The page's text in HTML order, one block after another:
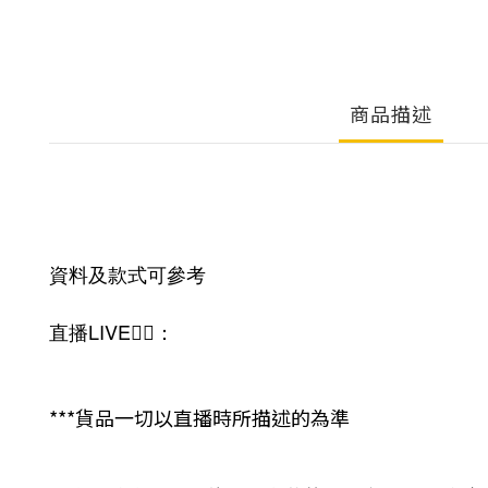
商品描述
資料及款式可參考
直播LIVE❤️‍🔥：
***貨品一切以直播時所描述的為準